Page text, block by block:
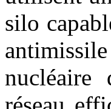
silo
nucléaire